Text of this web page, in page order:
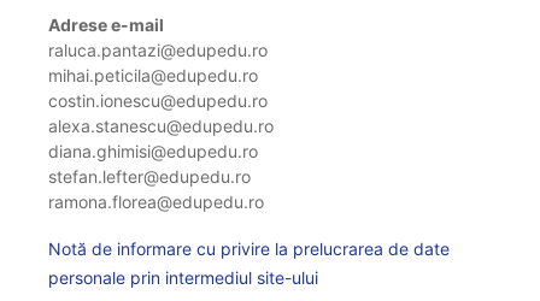
Adrese e-mail
raluca.pantazi@edupedu.ro
mihai.peticila@edupedu.ro
costin.ionescu@edupedu.ro
alexa.stanescu@edupedu.ro
diana.ghimisi@edupedu.ro
stefan.lefter@edupedu.ro
ramona.florea@edupedu.ro
Notă de informare cu privire la prelucrarea de date
personale prin intermediul site-ului